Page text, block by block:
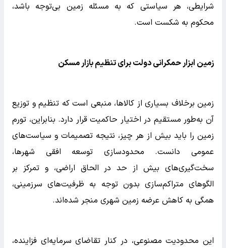
شرایطی، هر سیاستی که به مسئله زمین بی‌توجه باشد،
محکوم به شکست است.
زمین ابزار حمکرانی دولت برای تنظیم بازار مسکن
زمین برخلاف بسیاری از کالاها، منبعی است که تنظیم و توزیع
آن به‌طور مستقیم در اختیار حاکمیت قرار دارد. بنابراین، تورم
زمین را باید بیش از هر چیز، نتیجه تصمیمات و سیاست‌های
عمومی دانست. محدودسازی توسعه افقی شهرها،
سخت‌گیری‌های بیش از حد در الحاق اراضی، و تمرکز بر
الگوهای متراکم‌سازی بدون توجه به ظرفیت‌های سرزمینی،
همگی به کاهش عرضه زمین شهری منجر شده‌اند.
این محدودیت مصنوعی، در کنار تقاضای سرمایه‌ای فزاینده،